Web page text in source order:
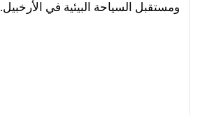
ومستقبل السياحة البيئية في الأرخبيل.